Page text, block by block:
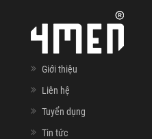
Giới thiệu
Liên hệ
Tuyển dụng
Tin tức